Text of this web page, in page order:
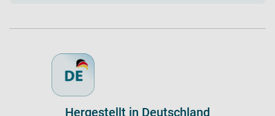
Hergestellt in Deutschland